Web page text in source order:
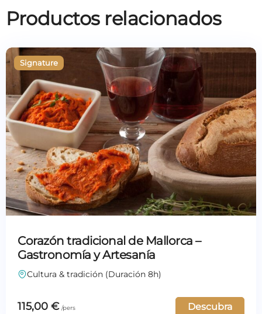
Productos relacionados
Corazón tradicional de Mallorca –
Gastronomía y Artesanía
Cultura & tradición (Duración 8h)
115,00 € Descubra